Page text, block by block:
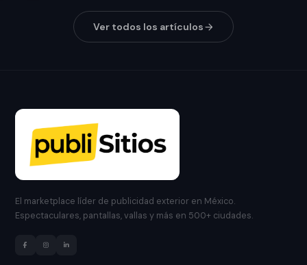
Ver todos los artículos
El marketplace líder de publicidad exterior en México.
Espectaculares, pantallas, vallas y más en 500+ ciudades.